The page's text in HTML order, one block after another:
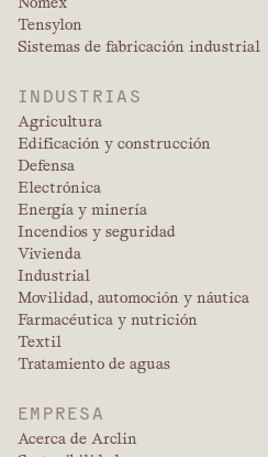
Tensylon
Sistemas de fabricación industrial
INDUSTRIAS
Agricultura
Edificación y construcción
Defensa
Electrónica
Energía y minería
Incendios y seguridad
Vivienda
Industrial
Movilidad, automoción y náutica
Farmacéutica y nutrición
Textil
Tratamiento de aguas
EMPRESA
Acerca de Arclin